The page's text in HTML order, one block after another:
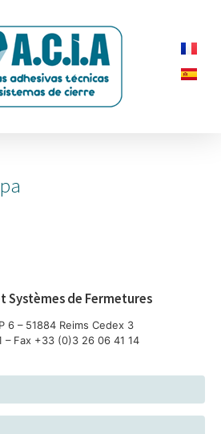
Systèmes de Fermetures
6 – 51884 Reims Cedex 3
– Fax +33 (0)3 26 06 41 14